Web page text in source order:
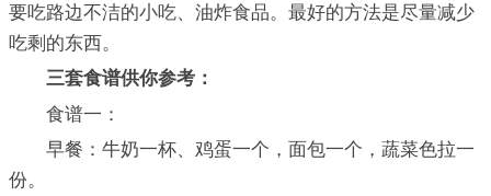
要吃路边不洁的小吃、油炸食品。最好的方法是尽量减少
吃剩的东西。
三套食谱供你参考：
食谱一：
早餐：牛奶一杯、鸡蛋一个，面包一个，蔬菜色拉一
份。